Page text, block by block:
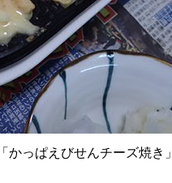
っぱえびせんチーズ焼き」